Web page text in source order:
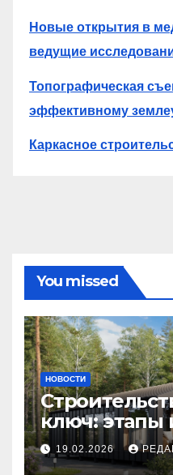
Новые открытия в
ведущие
Топографическая
эффективному
Каркасное
You missed
НОВОСТИ
ключ: этапы
19.02.2026